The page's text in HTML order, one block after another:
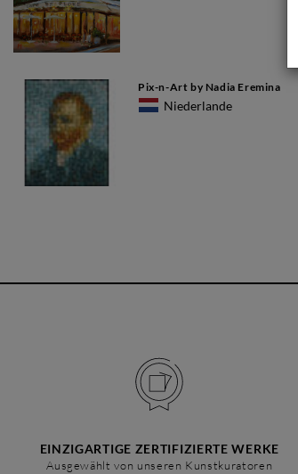
Pix-n-Art by Nadia Eremina
Niederlande
EINZIGARTIGE ZERTIFIZIERTE WERKE
Ausgewählt von unseren Kunstkuratoren